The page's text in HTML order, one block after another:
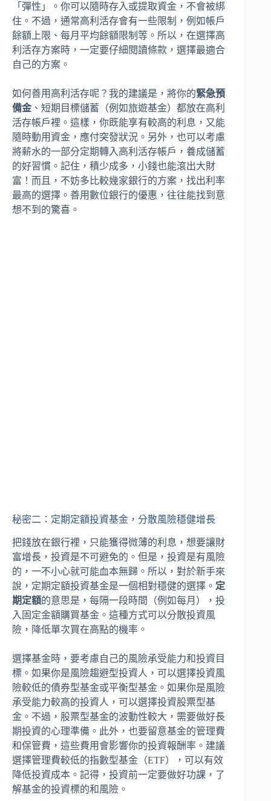
「彈性」。你可以隨時存入或提取資金，不會被綁
住。不過，通常高利活存會有一些限制，例如帳戶
餘額上限、每月平均餘額限制等。所以，在選擇高
利活存方案時，一定要仔細閱讀條款，選擇最適合
自己的方案。
如何善用高利活存呢？我的建議是，將你的緊急預
備金 、短期目標儲蓄（例如旅遊基金）都放在高利
活存帳戶裡。這樣，你既能享有較高的利息，又能
隨時動用資金，應付突發狀況。另外，也可以考慮
將薪水的一部分定期轉入高利活存帳戶，養成儲蓄
的好習慣。記住，積少成多，小錢也能滾出大財
富！而且，不妨多比較幾家銀行的方案，找出利率
最高的選擇。善用數位銀行的優惠，往往能找到意
想不到的驚喜。
秘密二：定期定額投資基金，分散風險穩健增長
把錢放在銀行裡，只能獲得微薄的利息，想要讓財
富增長，投資是不可避免的。但是，投資是有風險
的，一不小心就可能血本無歸。所以，對於新手來
說，定期定額投資基金是一個相對穩健的選擇。 定
期定額的意思是，每隔一段時間（例如每月），投
入固定金額購買基金。這種方式可以分散投資風
險，降低單次買在高點的機率。
選擇基金時，要考慮自己的風險承受能力和投資目
標。如果你是風險趨避型投資人，可以選擇投資風
險較低的債券型基金或平衡型基金。如果你是風險
承受能力較高的投資人，可以選擇投資股票型基
金。不過，股票型基金的波動性較大，需要做好長
期投資的心理準備。此外，也要留意基金的管理費
和保管費，這些費用會影響你的投資報酬率。建議
選擇管理費較低的指數型基金（ETF），可以有效
降低投資成本。記得，投資前一定要做好功課，了
解基金的投資標的和風險。